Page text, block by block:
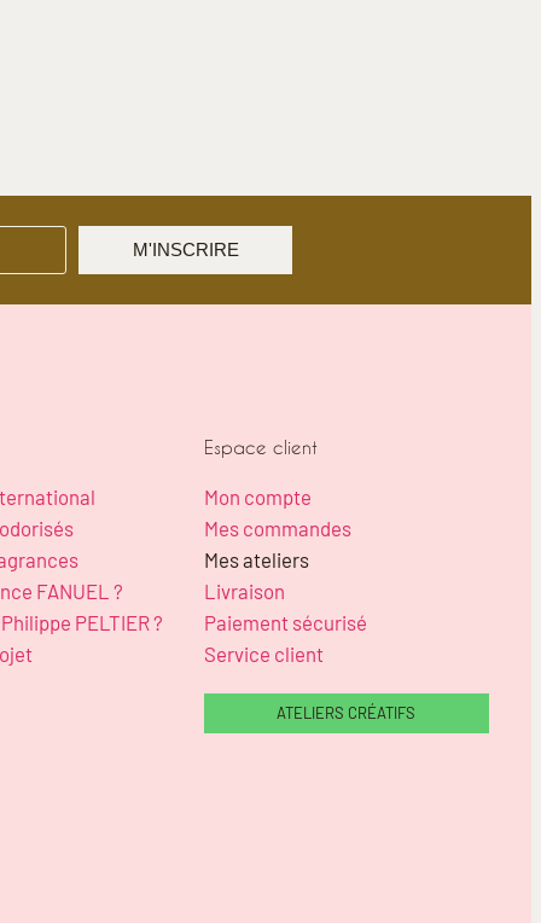
M'INSCRIRE
FANUEL ?
PELTIER ?
Espace client
Mon compte
Mes commandes
Mes ateliers
Livraison
Paiement sécurisé
Service client
ATELIERS CRÉATIFS